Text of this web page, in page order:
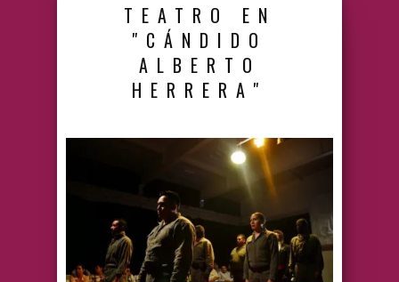
TEATRO EN
"CÁNDIDO
ALBERTO
HERRERA"